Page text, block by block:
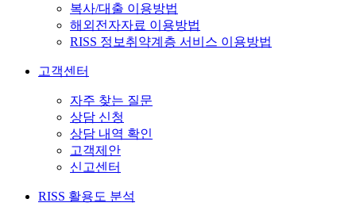
복사/대출 이용방법
해외전자자료 이용방법
RISS 정보취약계층 서비스 이용방법
고객센터
자주 찾는 질문
상담 신청
상담 내역 확인
고객제안
신고센터
RISS 활용도 분석